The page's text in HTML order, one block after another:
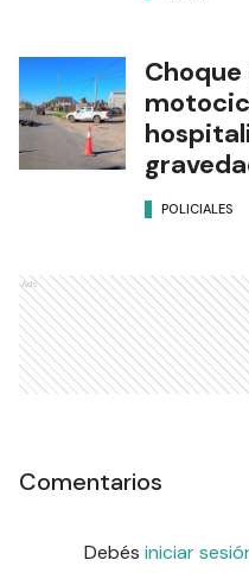
Choque
POLICIALES
Ads
Comentarios
Debés iniciar